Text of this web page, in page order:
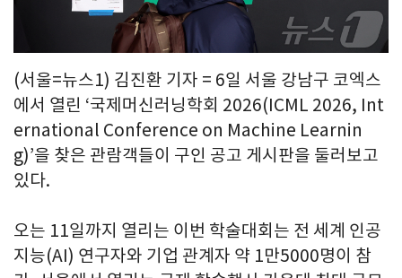
(서울=뉴스1) 김진환 기자 = 6일 서울 강남구 코엑스
에서 열린 ‘국제머신러닝학회 2026(ICML 2026, Int
ernational Conference on Machine Learnin
g)’을 찾은 관람객들이 구인 공고 게시판을 둘러보고
있다.
오는 11일까지 열리는 이번 학술대회는 전 세계 인공
지능(AI) 연구자와 기업 관계자 약 1만5000명이 참